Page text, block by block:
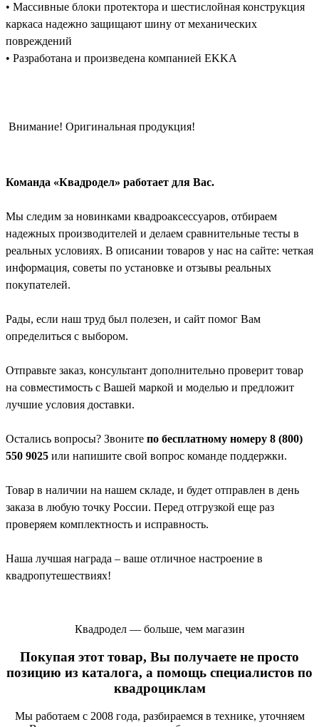
• Массивные блоки протектора и шестислойная конструкция
каркаса надежно защищают шину от механических
повреждений
• Разработана и произведена компанией EKKA
Внимание! Оригинальная продукция!
Команда «Квадродел» работает для Вас.
Мы следим за новинками квадроаксессуаров, отбираем
надежных производителей и делаем сравнительные тесты в
реальных условиях. В описании товаров у нас на сайте: четкая
информация, советы по установке и отзывы реальных
покупателей.
Рады, если наш труд был полезен, и сайт помог Вам
определиться с выбором.
Отправьте заказ, консультант дополнительно проверит товар
на совместимость с Вашей маркой и моделью и предложит
лучшие условия доставки.
Остались вопросы? Звоните по бесплатному номеру 8 (800)
550 9025 или напишите свой вопрос команде поддержки.
Товар в наличии на нашем складе, и будет отправлен в день
заказа в любую точку России. Перед отгрузкой еще раз
проверяем комплектность и исправность.
Наша лучшая награда – ваше отличное настроение в
квадропутешествиях!
Квадродел — больше, чем магазин
Покупая этот товар, Вы получаете не просто
позицию из каталога, а помощь специалистов по
квадроциклам
Мы работаем с 2008 года, разбираемся в технике, уточняем